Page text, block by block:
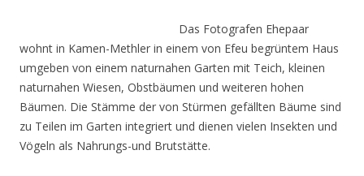
Das Fotografen Ehepaar
wohnt in Kamen-Methler in einem von Efeu begrüntem Haus
umgeben von einem naturnahen Garten mit Teich, kleinen
naturnahen Wiesen, Obstbäumen und weiteren hohen
Bäumen. Die Stämme der von Stürmen gefällten Bäume sind
zu Teilen im Garten integriert und dienen vielen Insekten und
Vögeln als Nahrungs-und Brutstätte.